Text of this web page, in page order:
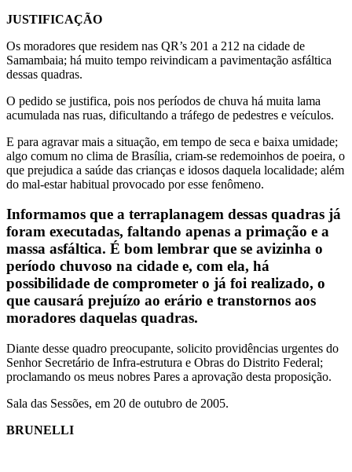
JUSTIFICAÇÃO
Os moradores que residem nas QR’s 201 a 212 na cidade de
Samambaia; há muito tempo reivindicam a pavimentação asfáltica
dessas quadras.
O pedido se justifica, pois nos períodos de chuva há muita lama
acumulada nas ruas, dificultando a tráfego de pedestres e veículos.
E para agravar mais a situação, em tempo de seca e baixa umidade;
algo comum no clima de Brasília, criam-se redemoinhos de poeira, o
que prejudica a saúde das crianças e idosos daquela localidade; além
do mal-estar habitual provocado por esse fenômeno.
Informamos que a terraplanagem dessas quadras já
foram executadas, faltando apenas a primação e a
massa asfáltica. É bom lembrar que se avizinha o
período chuvoso na cidade e, com ela, há
possibilidade de comprometer o já foi realizado, o
que causará prejuízo ao erário e transtornos aos
moradores daquelas quadras.
Diante desse quadro preocupante, solicito providências urgentes do
Senhor Secretário de Infra-estrutura e Obras do Distrito Federal;
proclamando os meus nobres Pares a aprovação desta proposição.
Sala das Sessões, em 20 de outubro de 2005.
BRUNELLI